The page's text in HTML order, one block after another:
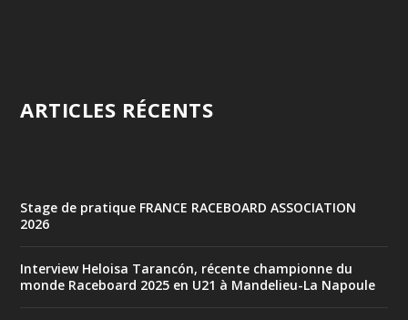
ARTICLES RÉCENTS
Stage de pratique FRANCE RACEBOARD ASSOCIATION
2026
Interview Heloisa Tarancón, récente championne du
monde Raceboard 2025 en U21 à Mandelieu-La Napoule